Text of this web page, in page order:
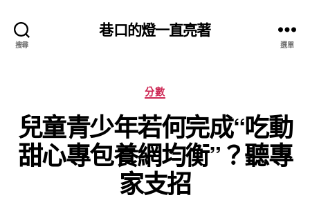
搜尋
巷口的燈一直亮著
選單
分
類
分數
兒童青少年若何完成“吃動
甜心專包養網均衡”？聽專
家支招